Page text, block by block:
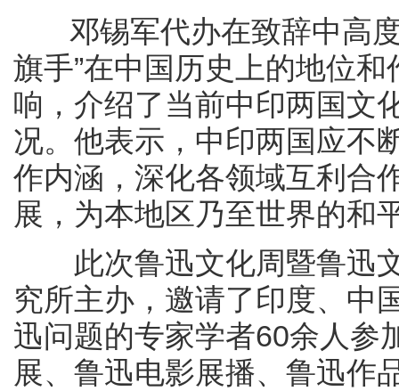
邓锡军代办在致辞中高度
旗手”在中国历史上的地位
响，介绍了当前中印两国文
况。他表示，中印两国应不
作内涵，深化各领域互利合
展，为本地区乃至世界的和
此次鲁迅文化周暨鲁迅文
究所主办，邀请了印度、中
迅问题的专家学者60余人参
展、鲁迅电影展播、鲁迅作